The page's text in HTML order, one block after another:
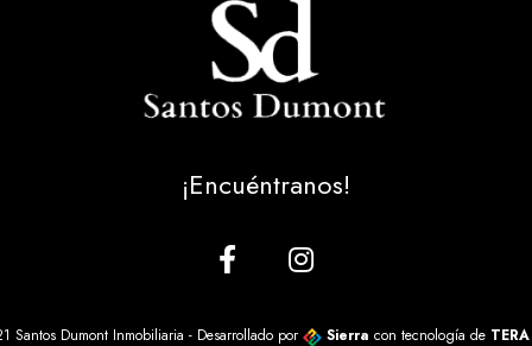
¡Encuéntranos!
Santos Dumont Inmobiliaria - Desarrollado por Sierra con tecnología de